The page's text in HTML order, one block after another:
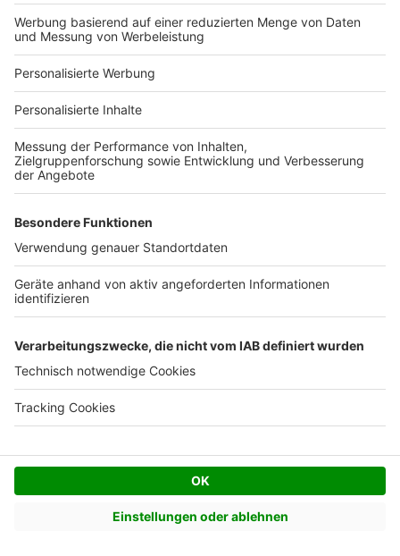
Persönliches ausführliches Gespräch. Netter Kontakt
DS Danijel S.
Freilassing|Infomaterial geprüft
30 Dez. 2021
MH Marco H.
Pfaffing |Infomaterial geprüft
04 Nov. 2021
SE Steffen E.
Römerberg|Infomaterial geprüft